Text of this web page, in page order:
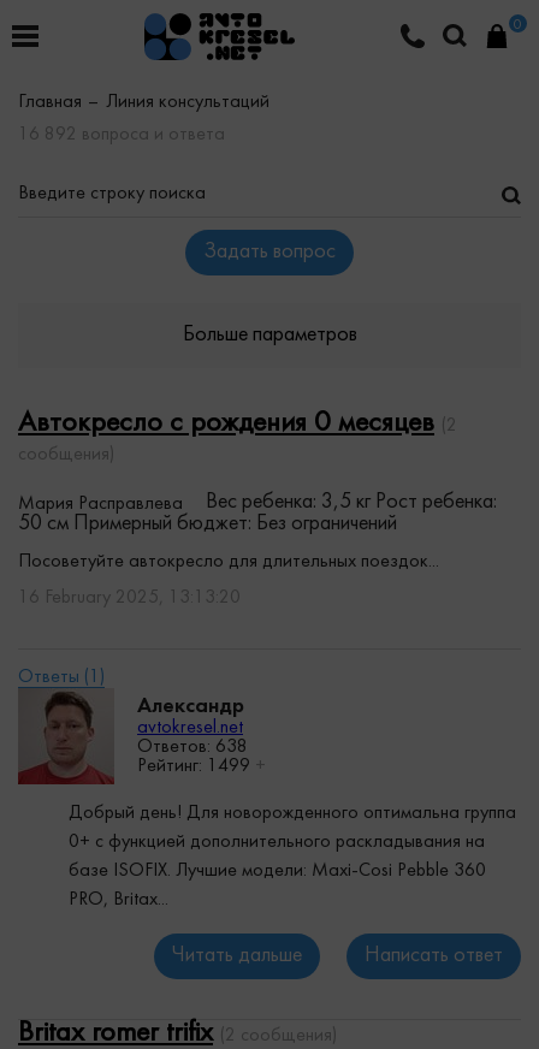
0
Главная
Линия консультаций
16 892 вопроса и ответа
Задать вопрос
Больше параметров
Автокресло с рождения 0 месяцев
(2
сообщения)
Мария Расправлева Вес ребенка: 3,5 кг Рост ребенка:
50 см
Примерный бюджет: Без ограничений
Посоветуйте автокресло для длительных поездок...
16 February 2025, 13:13:20
Александр
avtokresel.net
Ответов: 638
Рейтинг:
1499 +
Добрый день! Для новорожденного оптимальна группа
0+ с функцией дополнительного раскладывания на
базе ISOFIX. Лучшие модели: Maxi-Cosi Pebble 360
PRO, Britax...
Читать дальше Написать ответ
Britax romer trifix (2 сообщения)